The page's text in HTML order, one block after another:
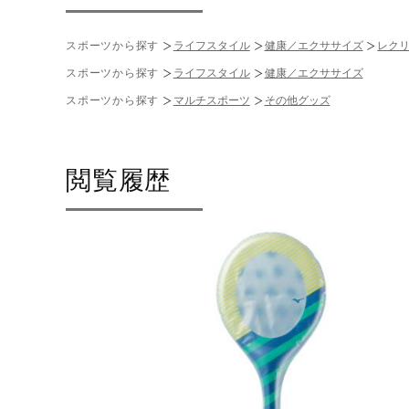
スポーツから探す ライフスタイル 健康／エクササイズ レク
スポーツから探す ライフスタイル 健康／エクササイズ
スポーツから探す マルチスポーツ その他グッズ
閲覧履歴